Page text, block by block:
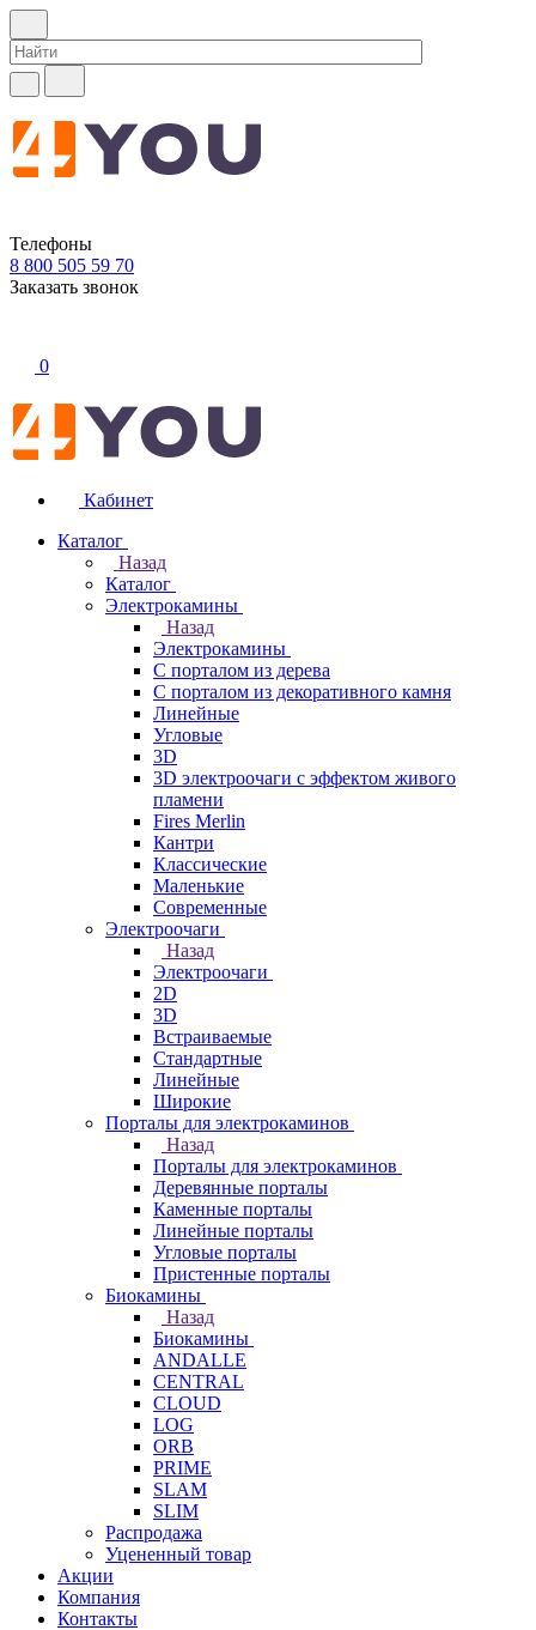
Телефоны
8 800 505 59 70
Заказать звонок
0
Кабинет
Каталог
Назад
Каталог
Электрокамины
Назад
Электрокамины
С порталом из дерева
С порталом из декоративного камня
Линейные
Угловые
3D
3D электроочаги с эффектом живого
пламени
Fires Merlin
Кантри
Классические
Маленькие
Современные
Электроочаги
Назад
Электроочаги
2D
3D
Встраиваемые
Стандартные
Линейные
Широкие
Порталы для электрокаминов
Назад
Порталы для электрокаминов
Деревянные порталы
Каменные порталы
Линейные порталы
Угловые порталы
Пристенные порталы
Биокамины
Назад
Биокамины
ANDALLE
CENTRAL
CLOUD
LOG
ORB
PRIME
SLAM
SLIM
Распродажа
Уцененный товар
Акции
Компания
Контакты